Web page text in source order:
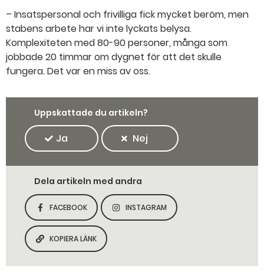
– Insatspersonal och frivilliga fick mycket beröm, men
stab­ens arbete har vi inte lyckats belysa.
Komplexiteten med 80-90 personer, många som
jobbade 20 timmar om dygnet för att det skulle
fungera. Det var en miss av oss.
Uppskattade du artikeln?
Ja Nej
Dela artikeln med andra
DELA SIDAN PÅ
FACEBOOK
DELA SIDAN PÅ
INSTAGRAM
KOPIERA SIDANS LÄNK
KOPIERA LÄNK